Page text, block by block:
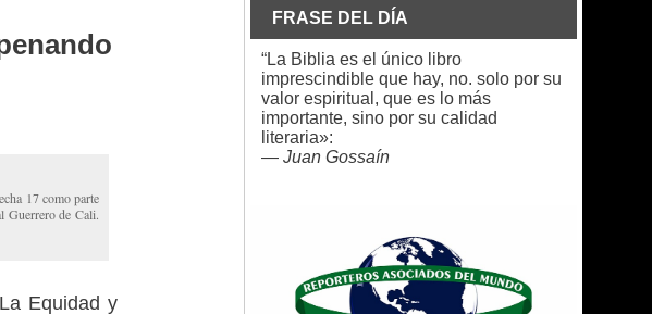
17 como parte
Guerrero de Cali.
Equidad y
FRASE DEL DÍA
“La Biblia es el único libro
imprescindible que hay, no. solo por su
valor espiritual, que es lo más
importante, sino por su calidad
literaria»:
— Juan Gossaín